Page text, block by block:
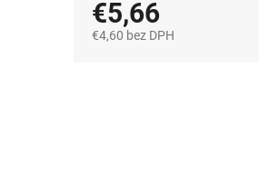
€5,66
€4,60 bez DPH